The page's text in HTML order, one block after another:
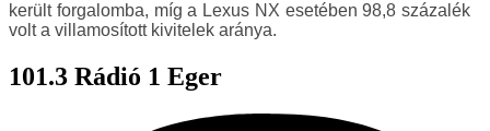
került forgalomba, míg a Lexus NX esetében 98,8 százalék
volt a villamosított kivitelek aránya.
101.3 Rádió 1 Eger